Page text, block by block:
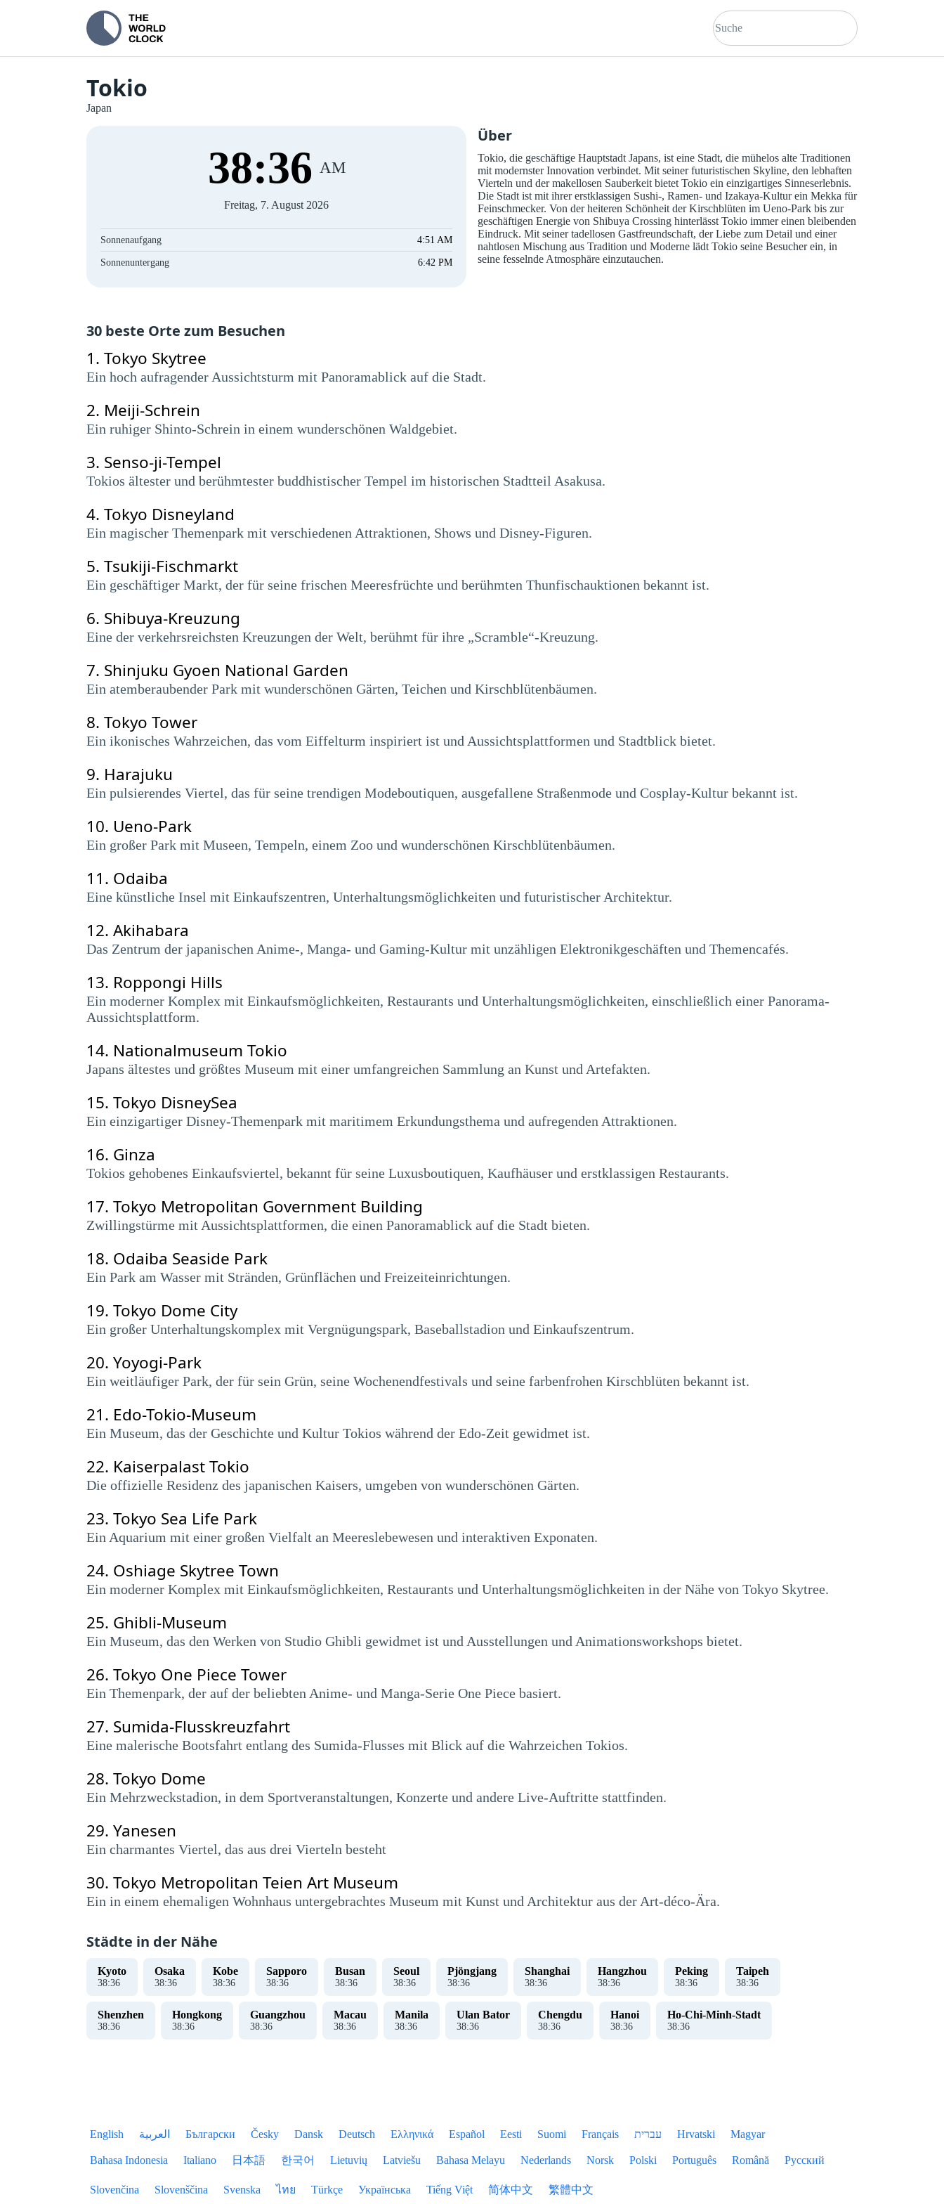
Tokio
Japan
38:37 AM
Freitag, 7. August 2026
Sonnenaufgang 4:51 AM
Sonnenuntergang 6:42 PM
Über
Tokio, die geschäftige Hauptstadt Japans, ist eine Stadt, die mühelos alte Traditionen
mit modernster Innovation verbindet. Mit seiner futuristischen Skyline, den lebhaften
Vierteln und der makellosen Sauberkeit bietet Tokio ein einzigartiges Sinneserlebnis.
Die Stadt ist mit ihrer erstklassigen Sushi-, Ramen- und Izakaya-Kultur ein Mekka für
Feinschmecker. Von der heiteren Schönheit der Kirschblüten im Ueno-Park bis zur
geschäftigen Energie von Shibuya Crossing hinterlässt Tokio immer einen bleibenden
Eindruck. Mit seiner tadellosen Gastfreundschaft, der Liebe zum Detail und einer
nahtlosen Mischung aus Tradition und Moderne lädt Tokio seine Besucher ein, in
seine fesselnde Atmosphäre einzutauchen.
30 beste Orte zum Besuchen
1. Tokyo Skytree
Ein hoch aufragender Aussichtsturm mit Panoramablick auf die Stadt.
2. Meiji-Schrein
Ein ruhiger Shinto-Schrein in einem wunderschönen Waldgebiet.
3. Senso-ji-Tempel
Tokios ältester und berühmtester buddhistischer Tempel im historischen Stadtteil Asakusa.
4. Tokyo Disneyland
Ein magischer Themenpark mit verschiedenen Attraktionen, Shows und Disney-Figuren.
5. Tsukiji-Fischmarkt
Ein geschäftiger Markt, der für seine frischen Meeresfrüchte und berühmten Thunfischauktionen bekannt ist.
6. Shibuya-Kreuzung
Eine der verkehrsreichsten Kreuzungen der Welt, berühmt für ihre „Scramble“-Kreuzung.
7. Shinjuku Gyoen National Garden
Ein atemberaubender Park mit wunderschönen Gärten, Teichen und Kirschblütenbäumen.
8. Tokyo Tower
Ein ikonisches Wahrzeichen, das vom Eiffelturm inspiriert ist und Aussichtsplattformen und Stadtblick bietet.
9. Harajuku
Ein pulsierendes Viertel, das für seine trendigen Modeboutiquen, ausgefallene Straßenmode und Cosplay-Kultur bekannt ist.
10. Ueno-Park
Ein großer Park mit Museen, Tempeln, einem Zoo und wunderschönen Kirschblütenbäumen.
11. Odaiba
Eine künstliche Insel mit Einkaufszentren, Unterhaltungsmöglichkeiten und futuristischer Architektur.
12. Akihabara
Das Zentrum der japanischen Anime-, Manga- und Gaming-Kultur mit unzähligen Elektronikgeschäften und Themencafés.
13. Roppongi Hills
Ein moderner Komplex mit Einkaufsmöglichkeiten, Restaurants und Unterhaltungsmöglichkeiten, einschließlich einer Panorama-
Aussichtsplattform.
14. Nationalmuseum Tokio
Japans ältestes und größtes Museum mit einer umfangreichen Sammlung an Kunst und Artefakten.
15. Tokyo DisneySea
Ein einzigartiger Disney-Themenpark mit maritimem Erkundungsthema und aufregenden Attraktionen.
16. Ginza
Tokios gehobenes Einkaufsviertel, bekannt für seine Luxusboutiquen, Kaufhäuser und erstklassigen Restaurants.
17. Tokyo Metropolitan Government Building
Zwillingstürme mit Aussichtsplattformen, die einen Panoramablick auf die Stadt bieten.
18. Odaiba Seaside Park
Ein Park am Wasser mit Stränden, Grünflächen und Freizeiteinrichtungen.
19. Tokyo Dome City
Ein großer Unterhaltungskomplex mit Vergnügungspark, Baseballstadion und Einkaufszentrum.
20. Yoyogi-Park
Ein weitläufiger Park, der für sein Grün, seine Wochenendfestivals und seine farbenfrohen Kirschblüten bekannt ist.
21. Edo-Tokio-Museum
Ein Museum, das der Geschichte und Kultur Tokios während der Edo-Zeit gewidmet ist.
22. Kaiserpalast Tokio
Die offizielle Residenz des japanischen Kaisers, umgeben von wunderschönen Gärten.
23. Tokyo Sea Life Park
Ein Aquarium mit einer großen Vielfalt an Meereslebewesen und interaktiven Exponaten.
24. Oshiage Skytree Town
Ein moderner Komplex mit Einkaufsmöglichkeiten, Restaurants und Unterhaltungsmöglichkeiten in der Nähe von Tokyo Skytree.
25. Ghibli-Museum
Ein Museum, das den Werken von Studio Ghibli gewidmet ist und Ausstellungen und Animationsworkshops bietet.
26. Tokyo One Piece Tower
Ein Themenpark, der auf der beliebten Anime- und Manga-Serie One Piece basiert.
27. Sumida-Flusskreuzfahrt
Eine malerische Bootsfahrt entlang des Sumida-Flusses mit Blick auf die Wahrzeichen Tokios.
28. Tokyo Dome
Ein Mehrzweckstadion, in dem Sportveranstaltungen, Konzerte und andere Live-Auftritte stattfinden.
29. Yanesen
Ein charmantes Viertel, das aus drei Vierteln besteht
30. Tokyo Metropolitan Teien Art Museum
Ein in einem ehemaligen Wohnhaus untergebrachtes Museum mit Kunst und Architektur aus der Art-déco-Ära.
Städte in der Nähe
Kyoto
38:37
Osaka
38:37
Kobe
38:37
Sapporo
38:37
Busan
38:37
Seoul
38:37
Pjöngjang
38:37
Shanghai
38:37
Hangzhou
38:37
Peking
38:37
Taipeh
38:37
Shenzhen
38:37
Hongkong
38:37
Guangzhou
38:37
Macau
38:37
Manila
38:37
Ulan Bator
38:37
Chengdu
38:37
Hanoi
38:37
Ho-Chi-Minh-Stadt
38:37
English العربية Български Česky Dansk Deutsch Ελληνικά Español Eesti Suomi Français עברית Hrvatski Magyar
Bahasa Indonesia Italiano 日本語 한국어 Lietuvių Latviešu Bahasa Melayu Nederlands Norsk Polski Português Română Русский
Slovenčina Slovenščina Svenska ไทย Türkçe Українська Tiếng Việt 简体中文 繁體中文